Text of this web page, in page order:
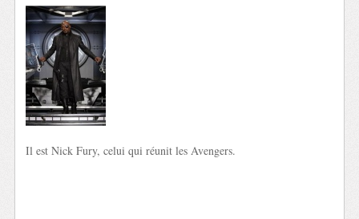
Il est Nick Fury, celui qui réunit les Avengers.